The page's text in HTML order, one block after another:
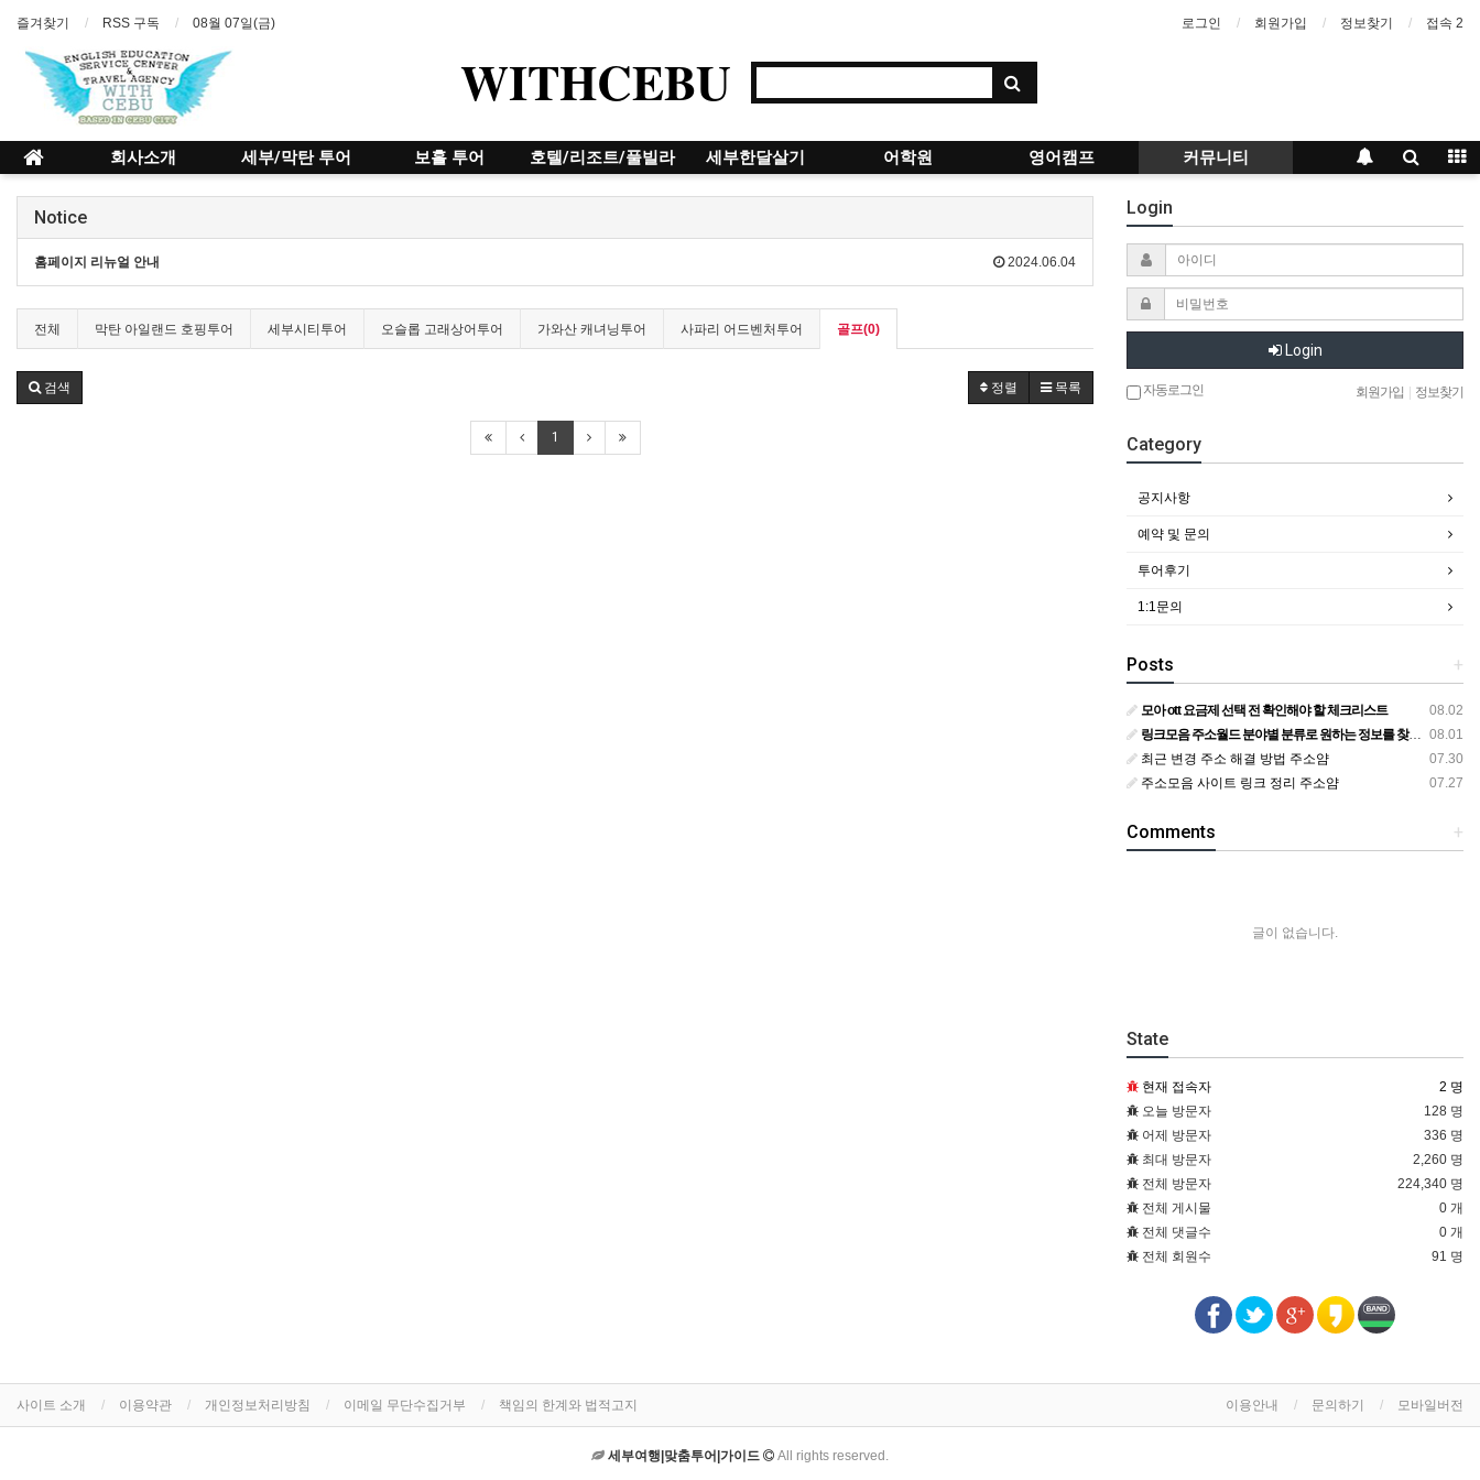
즐겨찾기 RSS 구독 08월 07일(금) 로그인 회원가입 정보찾기 접속 2
WITHCEBU
회사소개 세부/막탄 투어 보홀 투어 호텔/리조트/풀빌라 세부한달살기 어학원 영어캠프 커뮤니티
Notice
2024.06.04
홈페이지 리뉴얼 안내
전체 막탄 아일랜드 호핑투어 세부시티투어 오슬롭 고래상어투어 가와산 캐녀닝투어 사파리 어드벤처투어 골프(0)
정렬 목록
검색
1
Login
Login
자동로그인 회원가입 정보찾기
Category
공지사항
예약 및 문의
투어후기
1:1문의
+
Posts
08.02
모아 ott 요금제 선택 전 확인해야 할 체크리스트
08.01
링크모음 주소월드 분야별 분류로 원하는 정보를 찾는 방법
07.30
최근 변경 주소 해결 방법 주소얌
07.27
주소모음 사이트 링크 정리 주소얌
+
Comments
글이 없습니다.
State
현재 접속자
2 명
오늘 방문자
128 명
어제 방문자
336 명
최대 방문자
2,260 명
전체 방문자
224,340 명
전체 게시물
0 개
전체 댓글수
0 개
전체 회원수
91 명
사이트 소개 이용약관 개인정보처리방침 이메일 무단수집거부 책임의 한계와 법적고지 이용안내 문의하기 모바일버전
세부여행|맞춤투어|가이드 All rights reserved.